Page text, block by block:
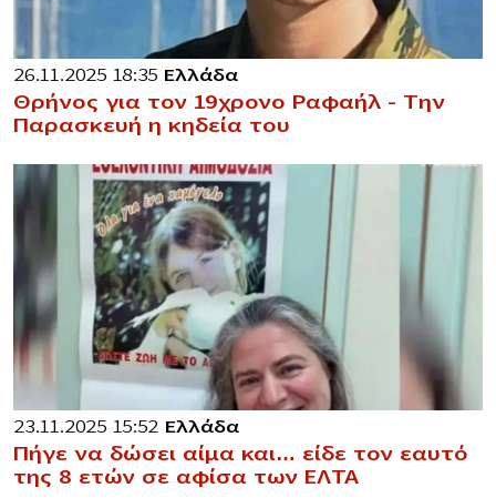
26.11.2025 18:35 Ελλάδα
Θρήνος για τον 19χρονο Ραφαήλ – Την
Παρασκευή η κηδεία του
23.11.2025 15:52 Ελλάδα
Πήγε να δώσει αίμα και… είδε τον εαυτό
της 8 ετών σε αφίσα των ΕΛΤΑ